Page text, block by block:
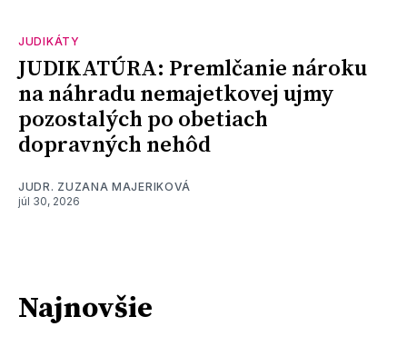
JUDIKÁTY
JUDIKATÚRA: Premlčanie nároku
na náhradu nemajetkovej ujmy
pozostalých po obetiach
dopravných nehôd
JUDR. ZUZANA MAJERIKOVÁ
júl 30, 2026
Najnovšie